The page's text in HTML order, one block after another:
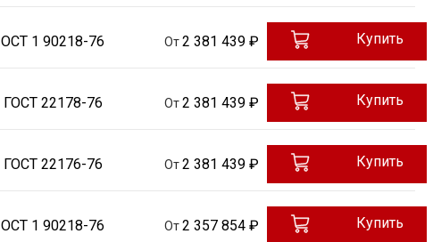
ОСТ 1 90218-76 От2 381 439 ₽ Купить
ГОСТ 22178-76 От2 381 439 ₽ Купить
ГОСТ 22176-76 От2 381 439 ₽ Купить
ОСТ 1 90218-76 От2 357 854 ₽ Купить